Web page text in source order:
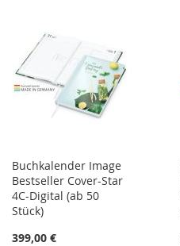
Buchkalender Image
Bestseller Cover-Star
4C-Digital (ab 50
Stück)
399,00 €